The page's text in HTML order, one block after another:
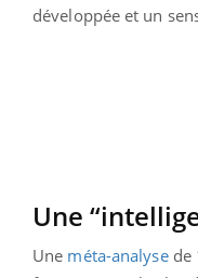
développée et un
Une
Une méta-analysede